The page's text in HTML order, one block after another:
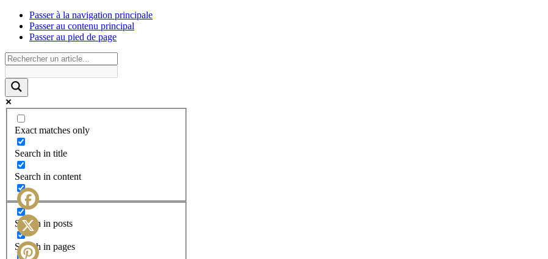
Passer à la navigation principale
Passer au contenu principal
Passer au pied de page
Exact matches only
Search in title
Search in content
Search in posts
Search in pages
Facebook
X